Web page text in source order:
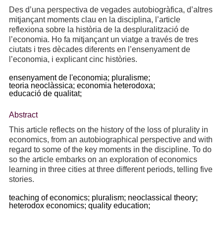
Des d’una perspectiva de vegades autobiogràfica, d’altres
mitjançant moments clau en la disciplina, l’article
reflexiona sobre la història de la despluralització de
l’economia. Ho fa mitjançant un viatge a través de tres
ciutats i tres dècades diferents en l’ensenyament de
l’economia, i explicant cinc històries.
ensenyament de l'economia; pluralisme;
teoria neoclàssica; economia heterodoxa;
educació de qualitat;
Abstract
This article reflects on the history of the loss of plurality in
economics, from an autobiographical perspective and with
regard to some of the key moments in the discipline. To do
so the article embarks on an exploration of economics
learning in three cities at three different periods, telling five
stories.
teaching of economics; pluralism; neoclassical theory;
heterodox economics; quality education;